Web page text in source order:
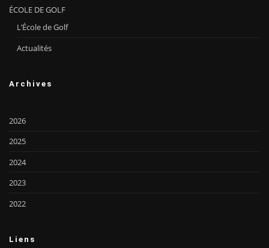
ÉCOLE DE GOLF
L’École de Golf
Actualités
Archives
2026
2025
2024
2023
2022
Liens